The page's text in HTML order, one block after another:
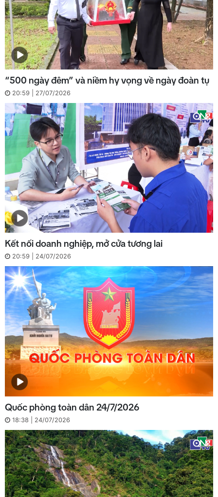
“500 ngày đêm” và niềm hy vọng về ngày đoàn tụ
20:59 | 27/07/2026
Kết nối doanh nghiệp, mở cửa tương lai
20:59 | 24/07/2026
Quốc phòng toàn dân 24/7/2026
18:38 | 24/07/2026